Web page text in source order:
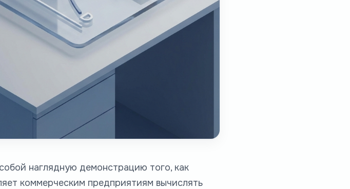
наглядную демонстрацию того, как
коммерческим предприятиям вычислять